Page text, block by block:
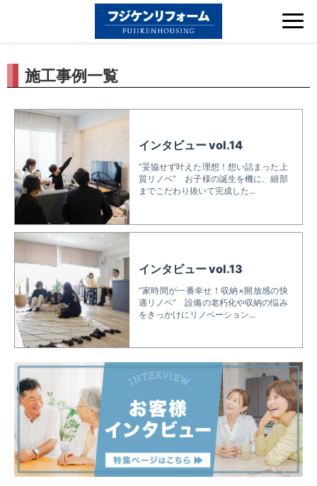
施工事例一覧
インタビュー vol.14
“妥協せず叶えた理想！想い詰まった上
質リノベ” お子様の誕生を機に、細部
までこだわり抜いて完成した...
インタビュー vol.13
“家時間が一番幸せ！収納×開放感の快
適リノベ” 設備の老朽化や収納の悩み
をきっかけにリノベーション...